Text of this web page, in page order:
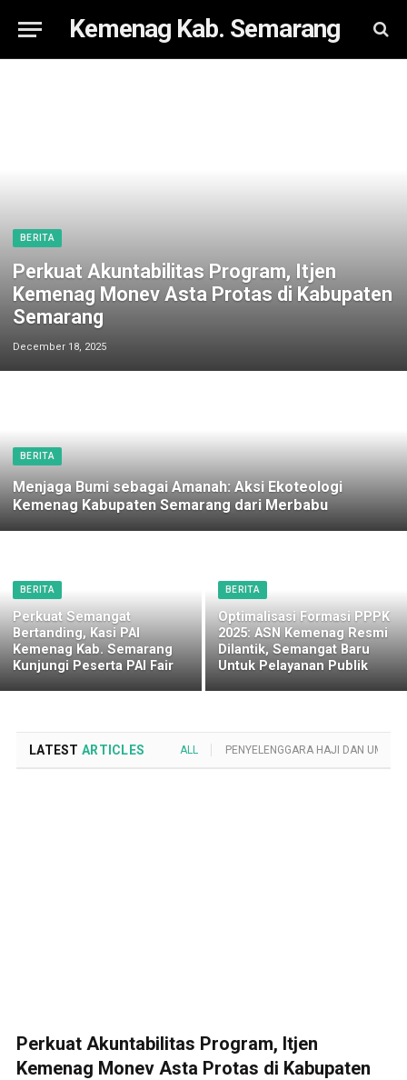
Kemenag Kab. Semarang
BERITA
Perkuat Akuntabilitas Program, Itjen
Kemenag Monev Asta Protas di Kabupaten
Semarang
December 18, 2025
BERITA
Menjaga Bumi sebagai Amanah: Aksi Ekoteologi
Kemenag Kabupaten Semarang dari Merbabu
BERITA
Perkuat Semangat
Bertanding, Kasi PAI
Kemenag Kab. Semarang
Kunjungi Peserta PAI Fair
BERITA
Optimalisasi Formasi PPPK
2025: ASN Kemenag Resmi
Dilantik, Semangat Baru
Untuk Pelayanan Publik
LATEST ARTICLES ALL PENYELENGGARA HAJI DAN UMROH
Perkuat Akuntabilitas Program, Itjen
Kemenag Monev Asta Protas di Kabupaten